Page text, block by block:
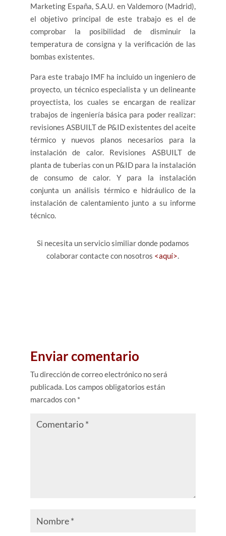
Marketing España, S.A.U. en Valdemoro (Madrid),
el objetivo principal de este trabajo es el de
comprobar la posibilidad de disminuir la
temperatura de consigna y la verificación de las
bombas existentes.
Para este trabajo IMF ha incluido un ingeniero de
proyecto, un técnico especialista y un delineante
proyectista, los cuales se encargan de realizar
trabajos de ingeniería básica para poder realizar:
revisiones ASBUILT de P&ID existentes del aceite
térmico y nuevos planos necesarios para la
instalación de calor. Revisiones ASBUILT de
planta de tuberias con un P&ID para la instalación
de consumo de calor. Y para la instalación
conjunta un análisis térmico e hidráulico de la
instalación de calentamiento junto a su informe
técnico.
Si necesita un servicio similiar donde podamos
colaborar contacte con nosotros <aquí>.
Enviar comentario
Tu dirección de correo electrónico no será
publicada. Los campos obligatorios están
marcados con *